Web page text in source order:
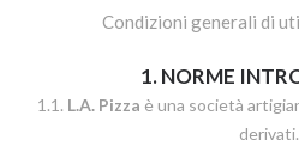
Condizioni generali di
1. NORME
1.1. L.A. Pizza è una società
derivati.